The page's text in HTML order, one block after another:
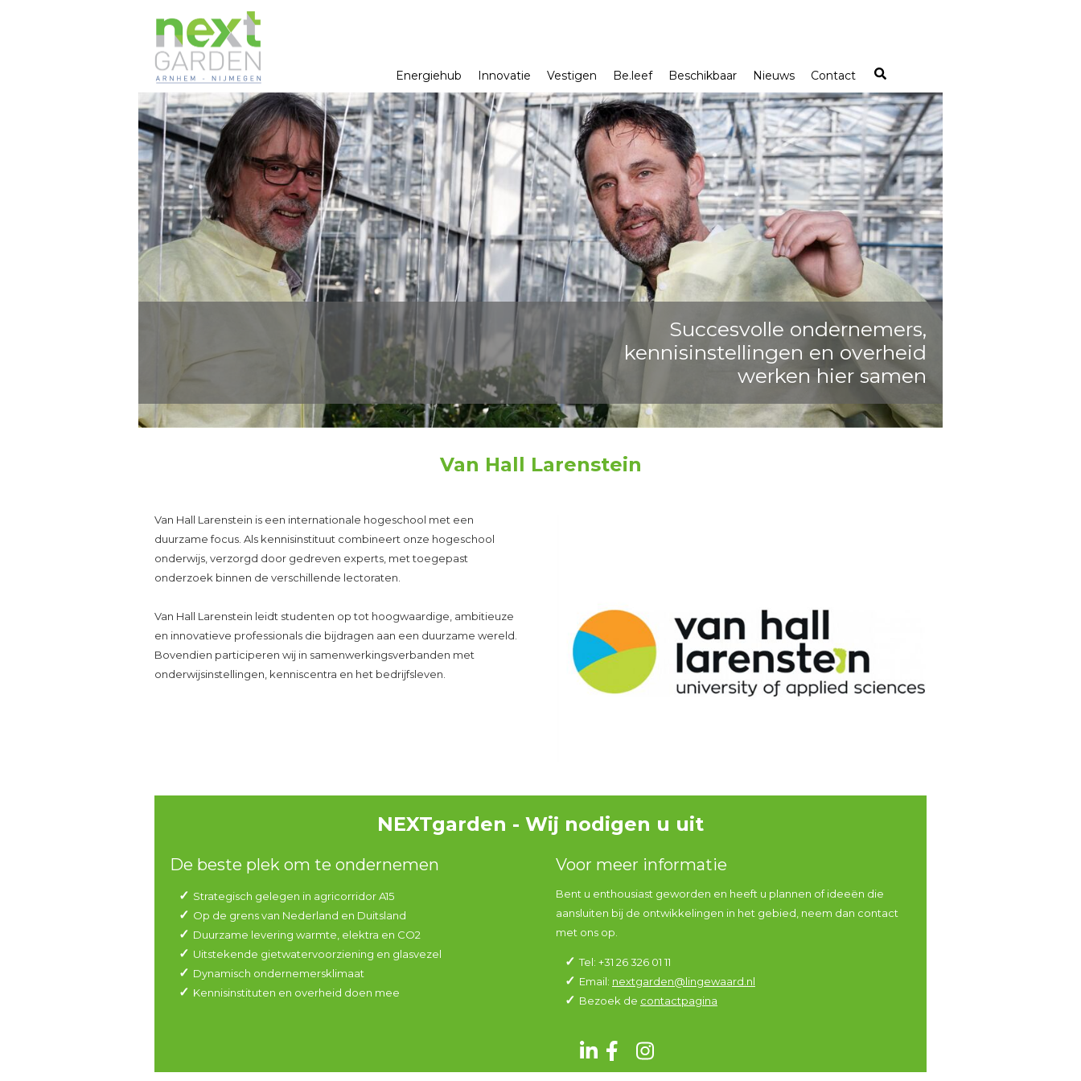
Energiehub Innovatie Vestigen Be.leef Beschikbaar Nieuws Contact
Succesvolle ondernemers,
kennisinstellingen en overheid
werken hier samen
Van Hall Larenstein
Van Hall Larenstein is een internationale hogeschool met een
duurzame focus. Als kennisinstituut combineert onze hogeschool
onderwijs, verzorgd door gedreven experts, met toegepast
onderzoek binnen de verschillende lectoraten.
Van Hall Larenstein leidt studenten op tot hoogwaardige, ambitieuze
en innovatieve professionals die bijdragen aan een duurzame wereld.
Bovendien participeren wij in samenwerkingsverbanden met
onderwijsinstellingen, kenniscentra en het bedrijfsleven.
NEXTgarden - Wij nodigen u uit
De beste plek om te ondernemen
Strategisch gelegen in agricorridor A15
Op de grens van Nederland en Duitsland
Duurzame levering warmte, elektra en CO2
Uitstekende gietwatervoorziening en glasvezel
Dynamisch ondernemersklimaat
Kennisinstituten en overheid doen mee
Voor meer informatie
Bent u enthousiast geworden en heeft u plannen of ideeën die
aansluiten bij de ontwikkelingen in het gebied, neem dan contact
met ons op.
Tel: +31 26 326 01 11
Email: nextgarden@lingewaard.nl
Bezoek de contactpagina